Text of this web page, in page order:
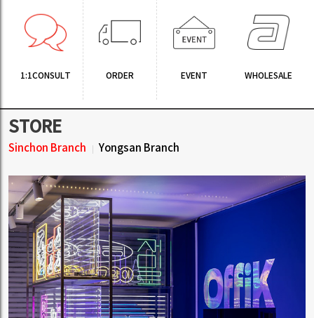
1:1CONSULT ORDER EVENT WHOLESALE
STORE
Sinchon Branch Yongsan Branch